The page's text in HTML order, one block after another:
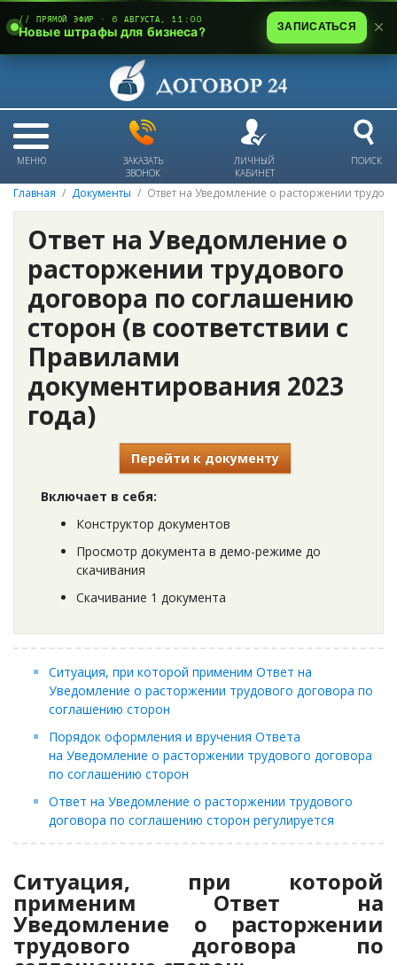
МЕНЮ
ЗАКАЗАТЬ
ЗВОНОК
ЛИЧНЫЙ
КАБИНЕТ
ПОИСК
Главная Документы Ответ на Уведомление о расторжении
Ответ на Уведомление о
расторжении трудового
договора по соглашению
сторон (в соответствии с
Правилами
документирования 2023
года)
Перейти к документу
Включает в себя:
Конструктор документов
Просмотр документа в демо-режиме до
скачивания
Скачивание 1 документа
Ситуация, при которой применим Ответ на
Уведомление о расторжении трудового договора по
соглашению сторон
Порядок оформления и вручения Ответа
на Уведомление о расторжении трудового договора
по соглашению сторон
Ответ на Уведомление о расторжении трудового
договора по соглашению сторон регулируется
Ситуация, при которой
применим Ответ на
Уведомление о расторжении
трудового договора по
// ПРЯМОЙ ЭФИР · 6 АВГУСТА, 11:00
Новые штрафы для бизнеса? ЗАПИСАТЬСЯ